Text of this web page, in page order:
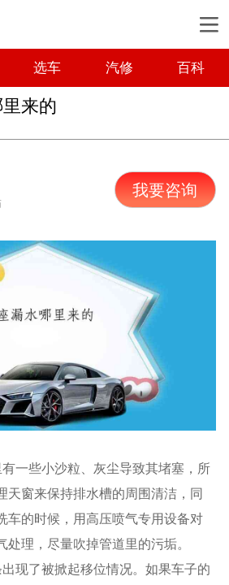
选车 汽修 百科
来的
我要咨询
一些小沙粒、灰尘导致其堵塞，所
天窗来保持排水槽的周围清洁，同
车的时候，用高压喷气专用设备对
处理，尽量吹掉管道里的污垢。
现了被掀起移位情况。如果车子的